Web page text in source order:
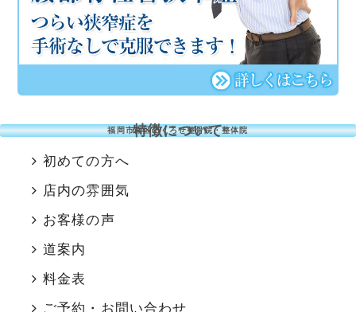
福岡市南区のくろせ整骨院・整体院
特徴について
初めての方へ
店内の雰囲気
お客様の声
道案内
料金表
ご予約・お問い合わせ